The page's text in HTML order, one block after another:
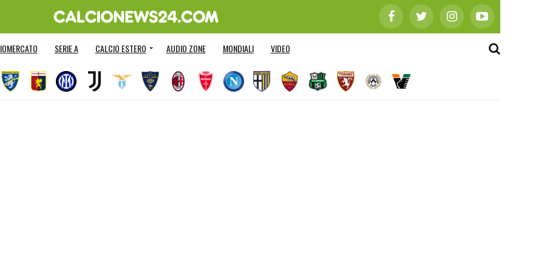
SERIE A CALCIO ESTERO AUDIO ZONE MONDIALI VIDEO